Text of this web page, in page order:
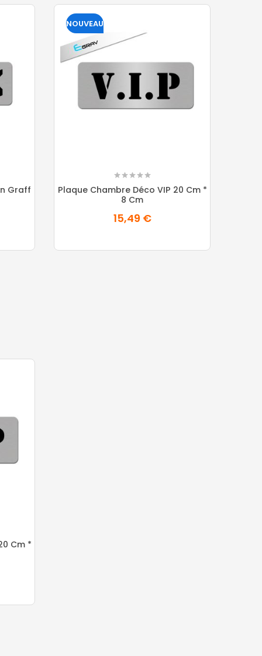
Graff
NOUVEAU
Plaque Chambre Déco VIP 20 Cm *
8 Cm
15,49 €
Cm *